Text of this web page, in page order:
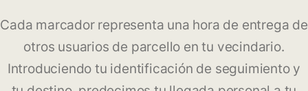
Cada marcador representa una hora de entrega de
otros usuarios de parcello en tu vecindario.
Introduciendo tu identificación de seguimiento y